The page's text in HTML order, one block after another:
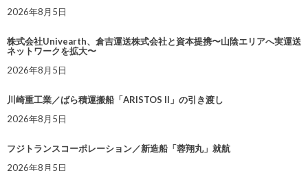
2026年8月5日
株式会社Univearth、倉吉運送株式会社と資本提携〜山陰エリアへ実運送
ネットワークを拡大〜
2026年8月5日
川崎重工業／ばら積運搬船「ARISTOS II」の引き渡し
2026年8月5日
フジトランスコーポレーション／新造船「蓉翔丸」就航
2026年8月5日